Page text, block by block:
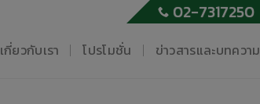
02-7317250
เกี่ยวกับเรา โปรโมชั่น ข่าวสารและบทความ